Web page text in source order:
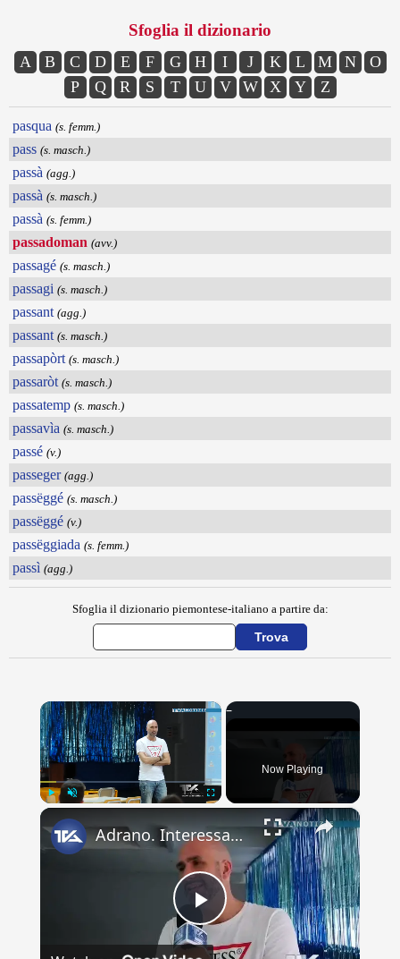
Sfoglia il dizionario
A B C D E F G H I J K L M N
O
P
Q R S T U V W X Y Z
pasqua (s. femm.)
pass (s. masch.)
passà (agg.)
passà (s. masch.)
passà (s. femm.)
passadoman (avv.)
passagé (s. masch.)
passagi (s. masch.)
passant (agg.)
passant (s. masch.)
passapòrt (s. masch.)
passaròt (s. masch.)
passatemp (s. masch.)
passavìa (s. masch.)
passé (v.)
passeger (agg.)
passëggé (s. masch.)
passëggé (v.)
passëggiada (s. femm.)
passì (agg.)
Sfoglia il dizionario piemontese-italiano a partire da:
×
Now Playing
×
Play
Adrano. Interessante incontro al liceo “Verga” con il prof. Fabio Gamberini. Studenti del Linguistic